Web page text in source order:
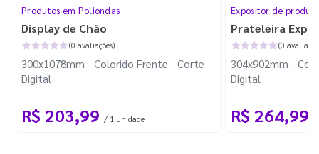
Produtos em Poliondas
Display de Chão
(0 avaliações)
300x1078mm - Colorido Frente - Corte
Digital
R$ 203,99 / 1 unidade
Expositor de
Prateleira
(0
304x902mm -
Digital
R$ 264,99